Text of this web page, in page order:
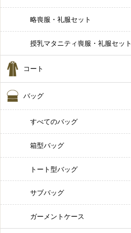
略喪服・礼服セット
授乳マタニティ喪服・礼服セット
コート
バッグ
すべてのバッグ
箱型バッグ
トート型バッグ
サブバッグ
ガーメントケース